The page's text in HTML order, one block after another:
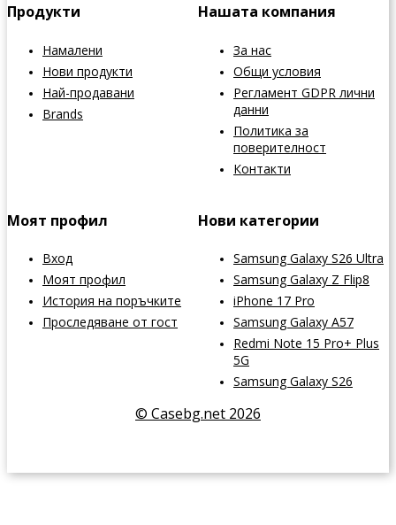
Продукти
Намалени
Нови продукти
Най-продавани
Brands
Нашата компания
За нас
Общи условия
Регламент GDPR лични
данни
Политика за
поверителност
Контакти
Моят профил
Вход
Моят профил
История на поръчките
Проследяване от гост
Нови категории
Samsung Galaxy S26 Ultra
Samsung Galaxy Z Flip8
iPhone 17 Pro
Samsung Galaxy A57
Redmi Note 15 Pro+ Plus
5G
Samsung Galaxy S26
© Casebg.net 2026